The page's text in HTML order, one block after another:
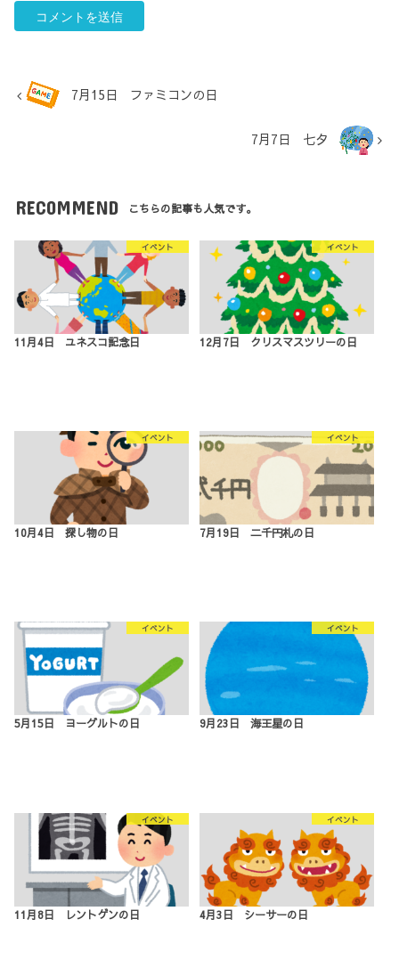
7月15日 ファミコンの日
7月7日 七夕
RECOMMEND こちらの記事も人気です。
イベント
11月4日 ユネスコ記念日
イベント
12月7日 クリスマスツリーの日
イベント
10月4日 探し物の日
イベント
7月19日 二千円札の日
イベント
5月15日 ヨーグルトの日
イベント
9月23日 海王星の日
イベント
11月8日 レントゲンの日
イベント
4月3日 シーサーの日